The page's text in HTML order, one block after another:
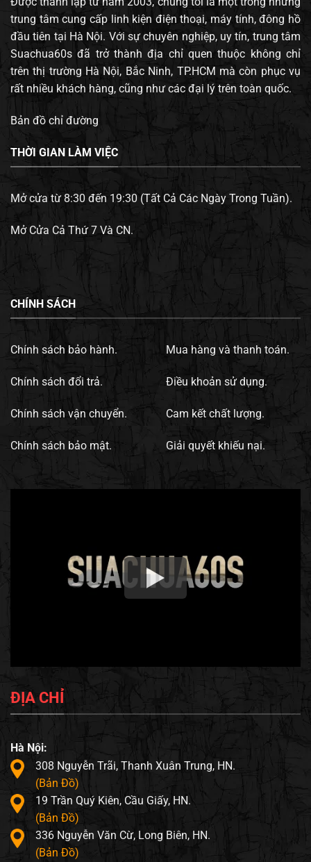
trung tâm cung cấp linh kiện điện thoại, máy tính, đông hồ
đầu tiên tại Hà Nội. Với sự chuyên nghiệp, uy tín, trung tâm
Suachua60s đã trở thành địa chỉ quen thuộc không chỉ
trên thị trường Hà Nội, Bắc Ninh, TP.HCM mà còn phục vụ
rất nhiều khách hàng, cũng như các đại lý trên toàn quốc.
Bản đồ chỉ đường
THỜI GIAN LÀM VIỆC
Mở cửa từ 8:30 đến 19:30 (Tất Cả Các Ngày Trong Tuần).
Mở Cửa Cả Thứ 7 Và CN.
CHÍNH SÁCH
Chính sách bảo hành.
Chính sách đổi trả.
Chính sách vận chuyển.
Chính sách bảo mật.
Mua hàng và thanh toán.
Điều khoản sử dụng.
Cam kết chất lượng.
Giải quyết khiếu nại.
ĐỊA CHỈ
Hà Nội:
308 Nguyễn Trãi, Thanh Xuân Trung, HN.
(Bản Đồ)
19 Trần Quý Kiên, Cầu Giấy, HN.
(Bản Đồ)
336 Nguyễn Văn Cừ, Long Biên, HN.
(Bản Đồ)